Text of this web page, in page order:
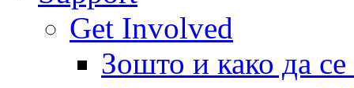
Get Involved
Зошто и како да